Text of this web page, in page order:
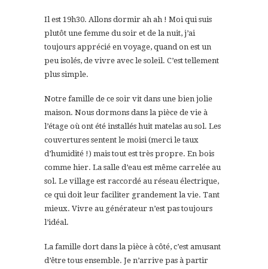
Il est 19h30. Allons dormir ah ah ! Moi qui suis
plutôt une femme du soir et de la nuit, j’ai
toujours apprécié en voyage, quand on est un
peu isolés, de vivre avec le soleil. C’est tellement
plus simple.
Notre famille de ce soir vit dans une bien jolie
maison. Nous dormons dans la pièce de vie à
l’étage où ont été installés huit matelas au sol. Les
couvertures sentent le moisi (merci le taux
d’humidité !) mais tout est très propre. En bois
comme hier. La salle d’eau est même carrelée au
sol. Le village est raccordé au réseau électrique,
ce qui doit leur faciliter grandement la vie. Tant
mieux. Vivre au générateur n’est pas toujours
l’idéal.
La famille dort dans la pièce à côté, c’est amusant
d’être tous ensemble. Je n’arrive pas à partir